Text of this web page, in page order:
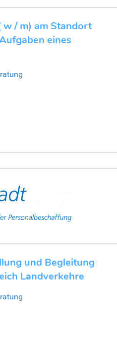
/ m) am Standort
eines
und Begleitung
Landverkehre